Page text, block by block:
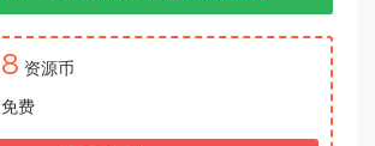
8 资源币
免费